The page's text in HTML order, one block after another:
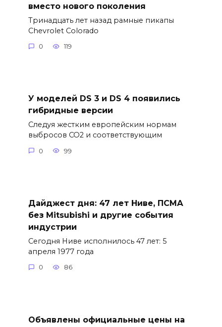
вместо нового поколения
Тринадцать лет назад рамные пикапы
Chevrolet Colorado
0 119
У моделей DS 3 и DS 4 появились
гибридные версии
Следуя жестким европейским нормам
выбросов CO2 и соответствующим
0 99
Дайджест дня: 47 лет Ниве, ПСМА
без Mitsubishi и другие события
индустрии
Сегодня Ниве исполнилось 47 лет: 5
апреля 1977 года
0 86
Объявлены официальные цены на